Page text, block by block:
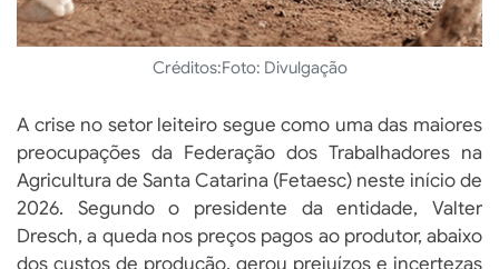
Créditos:Foto: Divulgação
A crise no setor leiteiro segue como uma das maiores
preocupações da Federação dos Trabalhadores na
Agricultura de Santa Catarina (Fetaesc) neste início de
2026. Segundo o presidente da entidade, Valter
Dresch, a queda nos preços pagos ao produtor, abaixo
dos custos de produção, gerou prejuízos e incertezas